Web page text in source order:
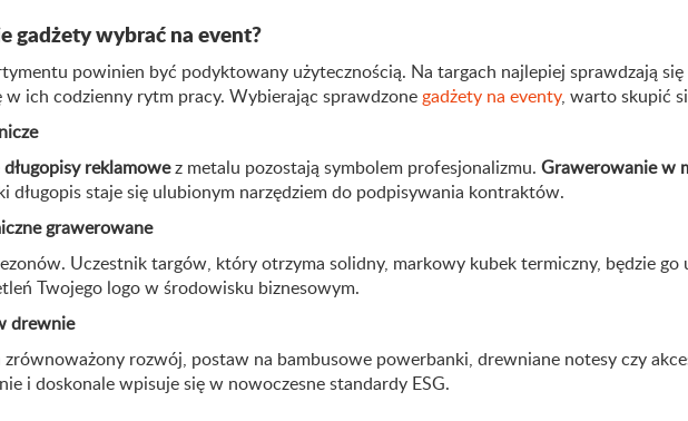
gadżety wybrać na event?
powinien być podyktowany użytecznością. Na targach najlepiej sprawdzają
ich codzienny rytm pracy. Wybierając sprawdzone gadżety na eventy, warto skupić
długopisy reklamowez metalu pozostają symbolem profesjonalizmu. Grawerowanie w
długopis staje się ulubionym narzędziem do podpisywania kontraktów.
grawerowane
Uczestnik targów, który otrzyma solidny, markowy kubek termiczny, będzie go
Twojego logo w środowisku biznesowym.
drewnie
zrównoważony rozwój, postaw na bambusowe powerbanki, drewniane notesy czy
i doskonale wpisuje się w nowoczesne standardy ESG.